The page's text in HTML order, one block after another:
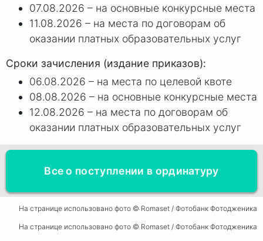
07.08.2026 – на основные конкурсные места
11.08.2026 – на места по договорам об
оказании платных образовательных услуг
Сроки зачисления (издание приказов):
06.08.2026 – на места по целевой квоте
08.08.2026 – на основные конкурсные места
12.08.2026 – на места по договорам об
оказании платных образовательных услуг
Все о поступлении в ординатуру
На странице использовано фото © Romaset / Фотобанк Фотодженика
На странице использовано фото © Romaset / Фотобанк Фотодженика